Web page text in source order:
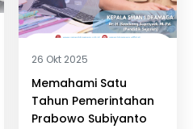
26 Okt 2025
Memahami Satu
Tahun Pemerintahan
Prabowo Subiyanto